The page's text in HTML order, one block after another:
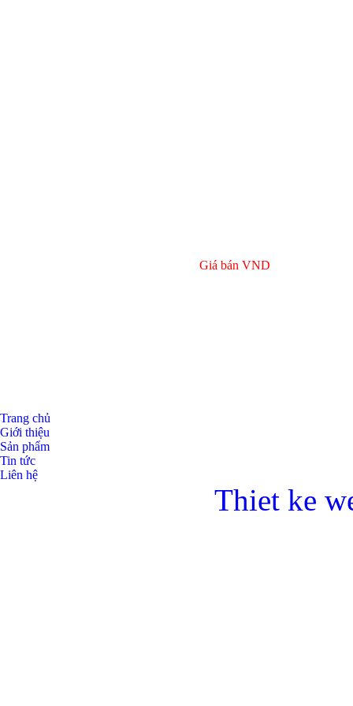
Giá bán VND
Trang chủ
Giới thiệu
Sản phẩm
Tin tức
Liên hệ
Thiet ke